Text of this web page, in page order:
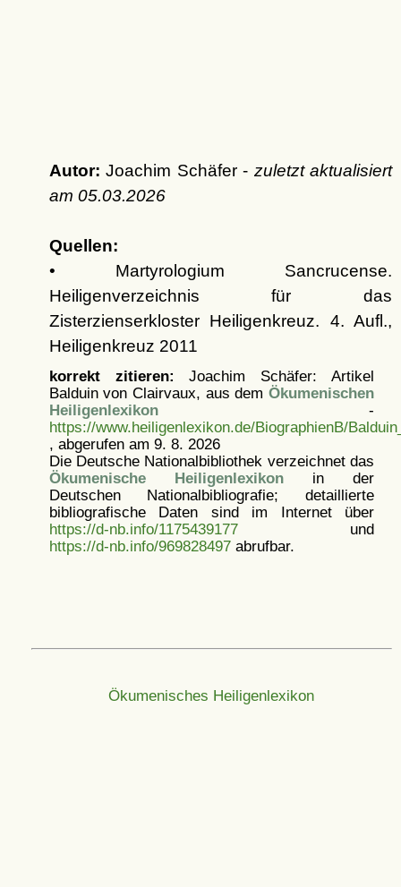
Autor: Joachim Schäfer - zuletzt aktualisiert
am 05.03.2026
Quellen:
• Martyrologium Sancrucense.
Heiligenverzeichnis für das
Zisterzienserkloster Heiligenkreuz. 4. Aufl.,
Heiligenkreuz 2011
korrekt zitieren: Joachim Schäfer: Artikel
Balduin von Clairvaux, aus dem Ökumenischen
Heiligenlexikon-
https://www.heiligenlexikon.de/BiographienB/
, abgerufen am 9. 8. 2026
Die Deutsche Nationalbibliothek verzeichnet das
Ökumenische Heiligenlexikonin der
Deutschen Nationalbibliografie; detaillierte
bibliografische Daten sind im Internet über
https://d-nb.info/1175439177und
https://d-nb.info/969828497abrufbar.
Ökumenisches Heiligenlexikon